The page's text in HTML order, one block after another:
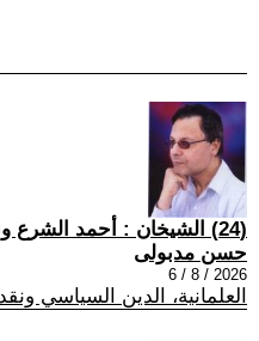
(24) الشيخان : أحمد الشرع ونعيم قاسم
حسن مدبولى
2026 / 8 / 6
العلمانية، الدين السياسي